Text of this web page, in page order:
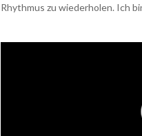
Rhythmus zu wiederholen. Ich